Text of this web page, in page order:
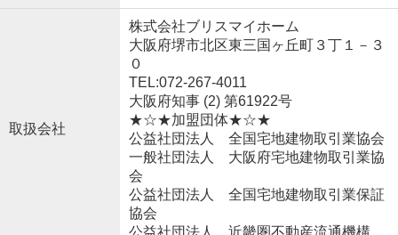
取扱会社
株式会社ブリスマイホーム
大阪府堺市北区東三国ヶ丘町３丁１－３
０
TEL:072-267-4011
大阪府知事 (2) 第61922号
★☆★加盟団体★☆★
公益社団法人 全国宅地建物取引業協会
一般社団法人 大阪府宅地建物取引業協
会
公益社団法人 全国宅地建物取引業保証
協会
公益社団法人 近畿圏不動産流通機構